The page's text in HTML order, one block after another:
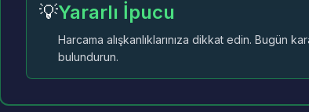
💡Yararlı İpucu
Harcama alışkanlıklarınıza dikkat edin. Bugün
bulundurun.